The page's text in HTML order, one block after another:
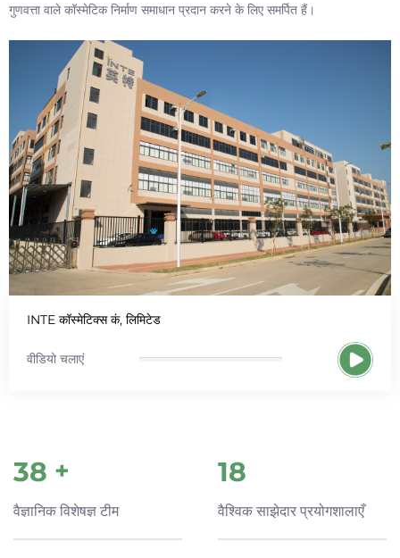
गुणवत्ता वाले कॉस्मेटिक निर्माण समाधान प्रदान करने के लिए समर्पित हैं।
INTE कॉस्मेटिक्स कं, लिमिटेड
वीडियो चलाएं
40 +
वैज्ञानिक विशेषज्ञ टीम
19
वैश्विक साझेदार प्रयोगशालाएँ